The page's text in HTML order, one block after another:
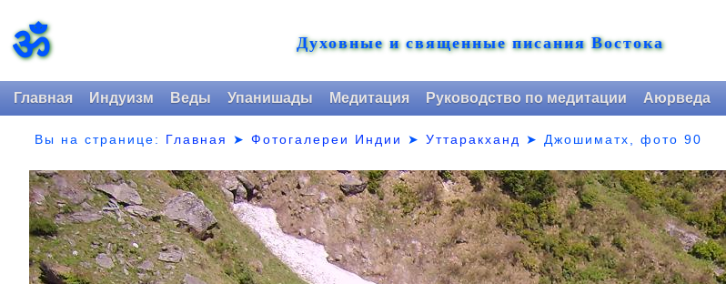
ॐ Духовные и священные писания Востока
Главная Индуизм Веды Упанишады Медитация Руководство по медитации Аюрведа
Вы на странице: Главная ➤Фотогалереи Индии ➤Уттаракханд ➤ Джошиматх, фото 90